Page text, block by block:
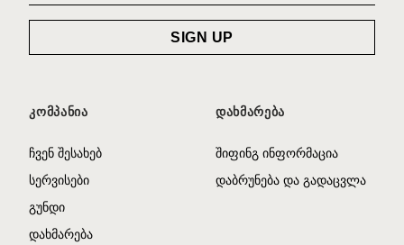
ᲙᲝᲛᲞᲐᲜᲘᲐ
ჩვენ შესახებ
სერვისები
გუნდი
დახმარება
ᲓᲐᲮᲛᲐᲠᲔᲑᲐ
შიფინგ ინფორმაცია
დაბრუნება და გადაცვლა